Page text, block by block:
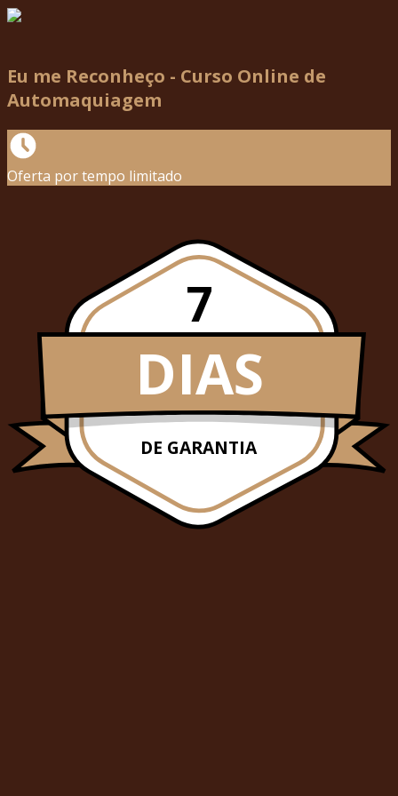
Eu me Reconheço - Curso Online de
Automaquiagem
Oferta por tempo limitado
7
DIAS
DE GARANTIA